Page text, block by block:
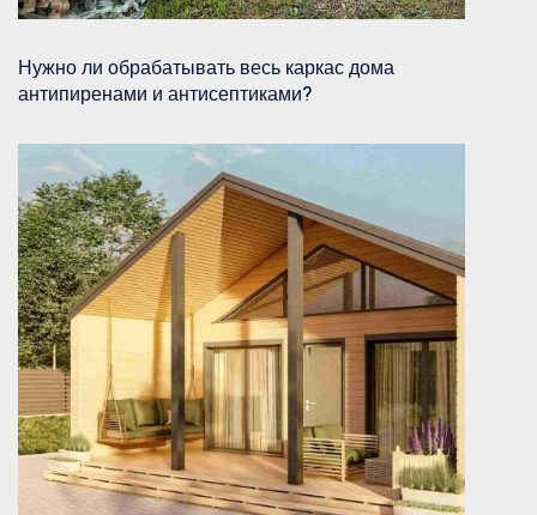
Нужно ли обрабатывать весь каркас дома
антипиренами и антисептиками?